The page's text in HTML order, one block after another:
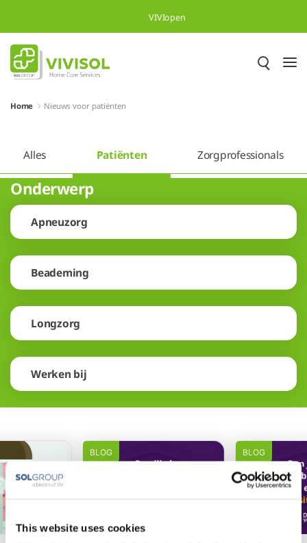
This website uses cookies
Overslaan en naar hoofdinhoud gaan
VIVIopen
Home Nieuws voor patiënten
Alles Patiënten Zorgprofessionals
Onderwerp
Apneuzorg
Beademing
Longzorg
Werken bij
BLOG BLOG